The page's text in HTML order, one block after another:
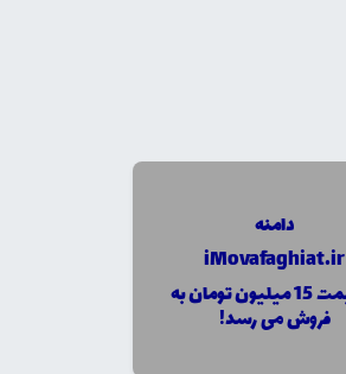
دامنه
iMovafaghiat.ir
به قیمت 15 میلیون تومان به
فروش می رسد!